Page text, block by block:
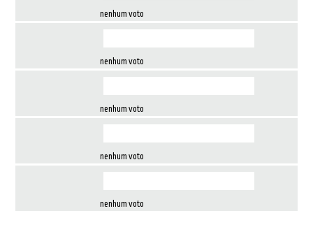
nenhum voto
nenhum voto
nenhum voto
nenhum voto
nenhum voto